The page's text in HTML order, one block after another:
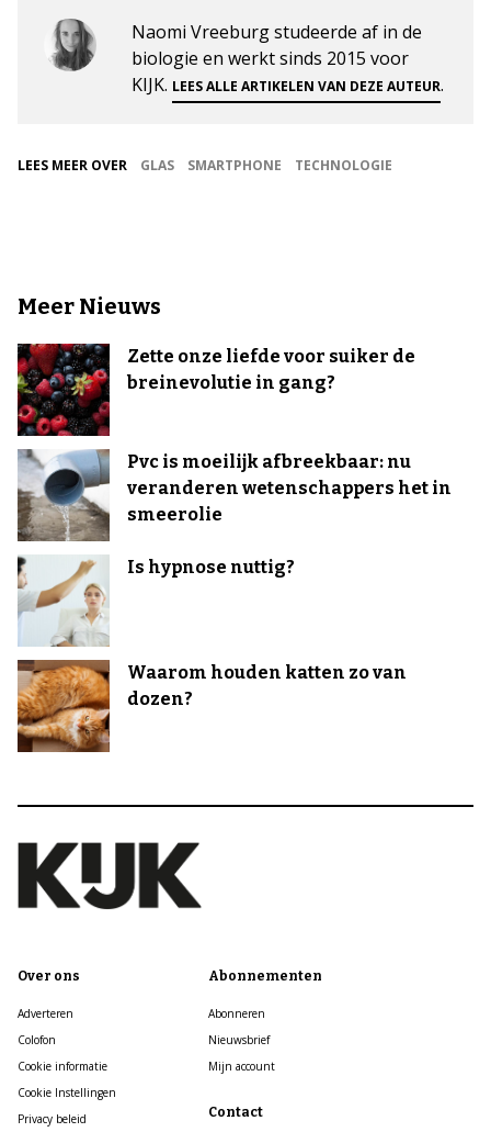
Naomi Vreeburg studeerde af in de
biologie en werkt sinds 2015 voor
KIJK. LEES ALLE ARTIKELEN VAN DEZE AUTEUR.
LEES MEER OVER GLAS SMARTPHONE TECHNOLOGIE
Meer Nieuws
Zette onze liefde voor suiker de
breinevolutie in gang?
Pvc is moeilijk afbreekbaar: nu
veranderen wetenschappers het in
smeerolie
Is hypnose nuttig?
Waarom houden katten zo van
dozen?
Over ons
Adverteren
Colofon
Cookie informatie
Cookie Instellingen
Privacy beleid
Abonnementen
Abonneren
Nieuwsbrief
Mijn account
Contact